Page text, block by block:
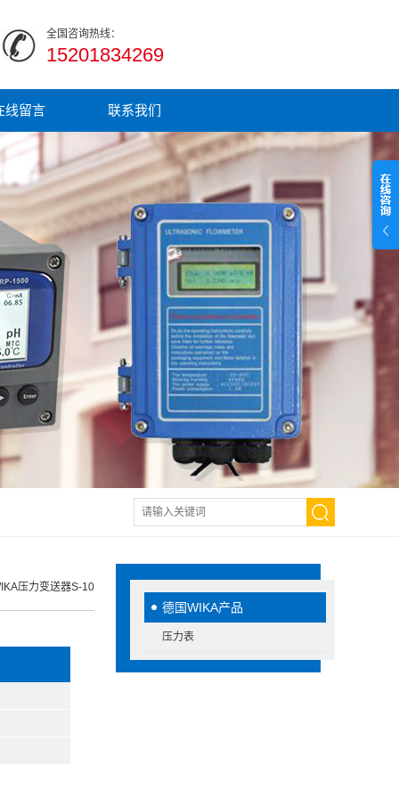
全国咨询热线：
15201834269
线留言 联系我们
德国WIKA产品
压力表
压力变送器S-10